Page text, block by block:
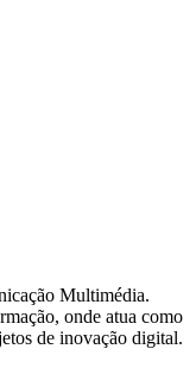
Multimédia.
onde atua como
de inovação digital.